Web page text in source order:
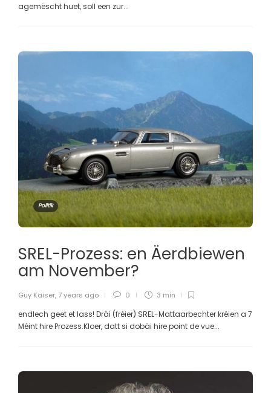
agemëscht huet, soll een zur...
Politik
SREL-Prozess: en Äerdbiewen
am November?
Guy Kaiser, 7 years ago 0 3 min
endlech geet et lass! Dräi (fréier) SREL-Mattaarbechter kréien a 7
Méint hire Prozess.Kloer, datt si dobäi hire point de vue...